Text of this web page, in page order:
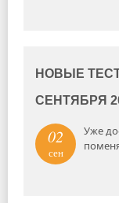
НОВЫЕ
СЕНТЯБРЯ
02
сен
Уже